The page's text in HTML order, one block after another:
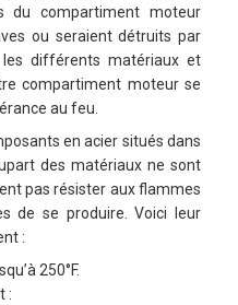
du compartiment moteur
ou seraient détruits par
différents matériaux et
compartiment moteur se
au feu.
en acier situés dans
des matériaux ne sont
pas résister aux flammes
de se produire. Voici leur
:
250°F.
: